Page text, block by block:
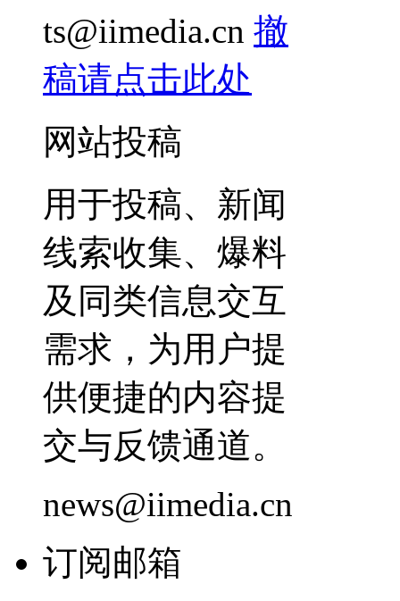
ts@iimedia.cn 撤
稿请点击此处
网站投稿
用于投稿、新闻
线索收集、爆料
及同类信息交互
需求，为用户提
供便捷的内容提
交与反馈通道。
news@iimedia.cn
订阅邮箱